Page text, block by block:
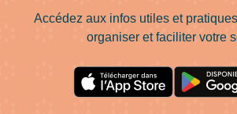
Accédez aux infos utiles et
organiser et faciliter votre